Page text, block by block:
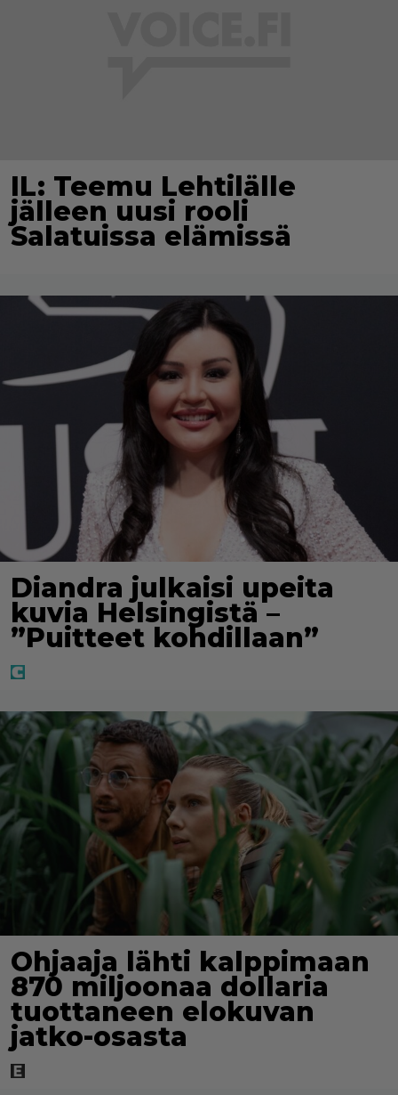
IL: Teemu Lehtilälle
jälleen uusi rooli
Salatuissa elämissä
Diandra julkaisi upeita
kuvia Helsingistä –
”Puitteet kohdillaan”
Ohjaaja lähti kalppimaan
870 miljoonaa dollaria
tuottaneen elokuvan
jatko-osasta